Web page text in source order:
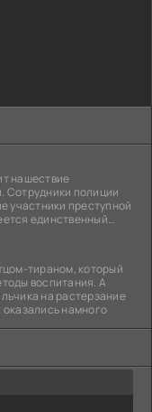
нашествие
Сотрудники полиции
участники преступной
единственный
тираном, который
воспитания. А
на растерзание
намного